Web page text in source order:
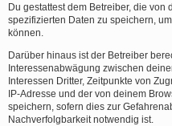
Du gestattest dem Betreiber, die
spezifizierten Daten zu speichern,
können.
Darüber hinaus ist der Betreiber
Interessenabwägung zwischen
Interessen Dritter, Zeitpunkte von
IP-Adresse und der von deinem
speichern, sofern dies zur
Nachverfolgbarkeit notwendig ist.